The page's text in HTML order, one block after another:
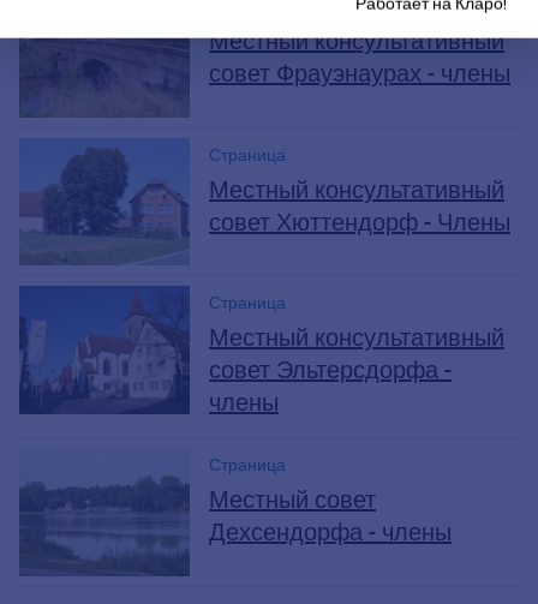
Местный консультативный
совет Фрауэнаурах - члены
Страница
Местный консультативный
совет Хюттендорф - Члены
Страница
Местный консультативный
совет Эльтерсдорфа -
члены
Страница
Местный совет
Дехсендорфа - члены